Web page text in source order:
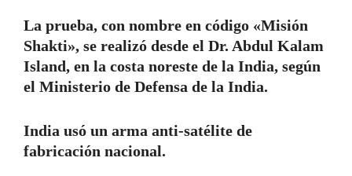
La prueba, con nombre en código «Misión
Shakti», se realizó desde el Dr. Abdul Kalam
Island, en la costa noreste de la India, según
el Ministerio de Defensa de la India.
India usó un arma anti-satélite de
fabricación nacional.